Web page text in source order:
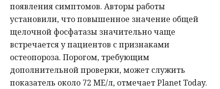
появления симптомов. Авторы работы
установили, что повышенное значение общей
щелочной фосфатазы значительно чаще
встречается у пациентов с признаками
остеопороза. Порогом, требующим
дополнительной проверки, может служить
показатель около 72 МЕ/л, отмечает Planet Today.